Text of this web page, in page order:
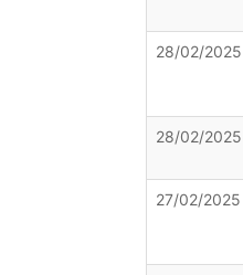
28/02/2025
28/02/2025
27/02/2025